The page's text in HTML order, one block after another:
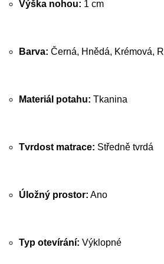
Výška nohou: 1 cm
Barva: Černá, Hnědá, Krémová,
Materiál potahu: Tkanina
Tvrdost matrace: Středně tvrdá
Úložný prostor: Ano
Typ otevírání: Výklopné